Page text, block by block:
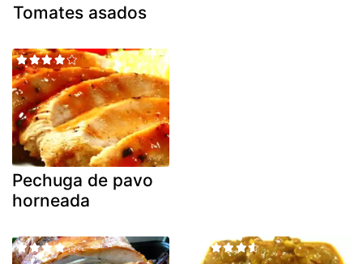
Tomates asados
Pechuga de pavo
horneada